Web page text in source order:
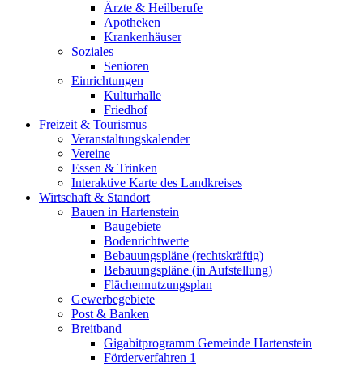
Ärzte & Heilberufe
Apotheken
Krankenhäuser
Soziales
Senioren
Einrichtungen
Kulturhalle
Friedhof
Freizeit & Tourismus
Veranstaltungskalender
Vereine
Essen & Trinken
Interaktive Karte des Landkreises
Wirtschaft & Standort
Bauen in Hartenstein
Baugebiete
Bodenrichtwerte
Bebauungspläne (rechtskräftig)
Bebauungspläne (in Aufstellung)
Flächennutzungsplan
Gewerbegebiete
Post & Banken
Breitband
Gigabitprogramm Gemeinde Hartenstein
Förderverfahren 1